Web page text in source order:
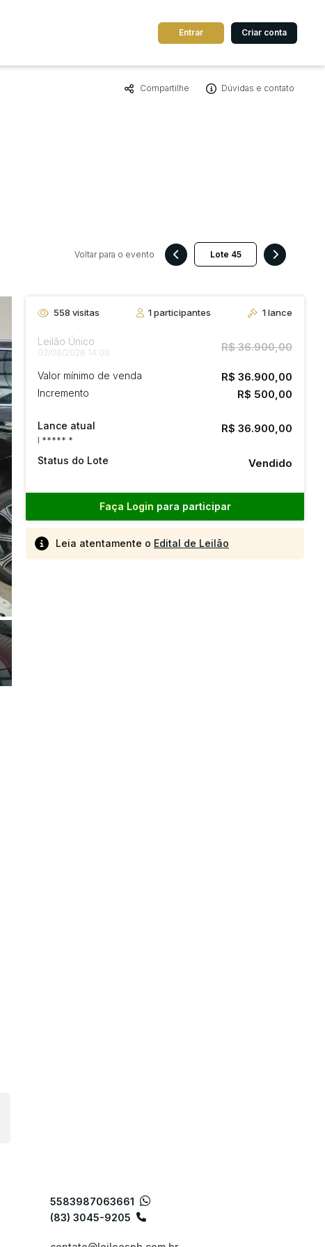
Cidade
Entrar Criar conta
Compartilhe Dúvidas e contato
Voltar para o evento
558 visitas 1participantes 1lance
Leilão Único
03/06/2026 14:00 R$ 36.900,00
Valor mínimo de venda R$ 36.900,00
Incremento R$ 500,00
Lance atual
I ***** *
R$ 36.900,00
Status do Lote Vendido
Faça Login para participar
Leia atentamente o Edital de Leilão
5583987063661
(83) 3045-9205